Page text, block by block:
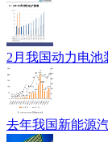
2月我国动力电池
去年我国新能源